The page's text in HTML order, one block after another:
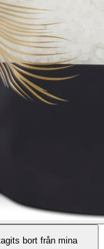
bort från mina